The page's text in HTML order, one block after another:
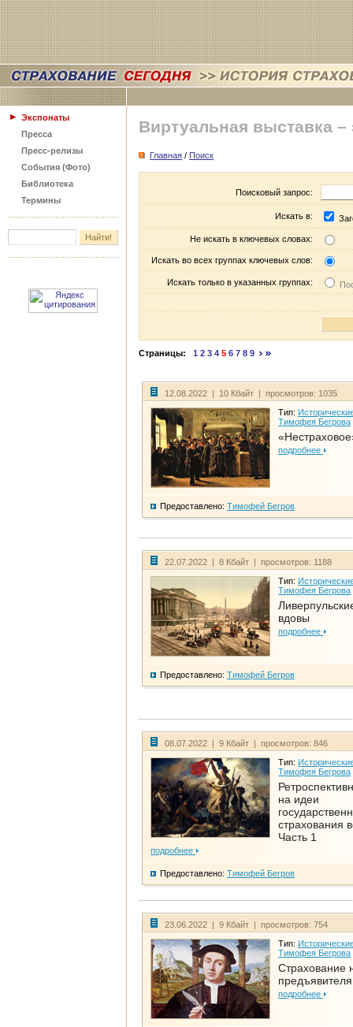
Экспонаты
Пресса
Пресс-релизы
События (Фото)
Библиотека
Термины
Виртуальная выставка –
Главная / Поиск
Поисковый запрос:
Искать в:
Не искать в ключевых словах:
Искать во всех группах ключевых слов:
Искать только в указанных группах:
Страницы: 1 2 3 4 5 6 7 8 9
12.08.2022 | 10 Кбайт | просмотров: 1035
Тип:
Тимофея Бегрова
подробнее
Предоставлено: Тимофей Бегров
22.07.2022 | 8 Кбайт | просмотров: 1188
Тип:
Тимофея Бегрова
вдовы
подробнее
Предоставлено: Тимофей Бегров
08.07.2022 | 9 Кбайт | просмотров: 846
Тип:
Тимофея Бегрова
на идеи
страхования
Часть 1
подробнее
Предоставлено: Тимофей Бегров
23.06.2022 | 9 Кбайт | просмотров: 754
Тип:
Тимофея Бегрова
Страхование
предъявителя
подробнее